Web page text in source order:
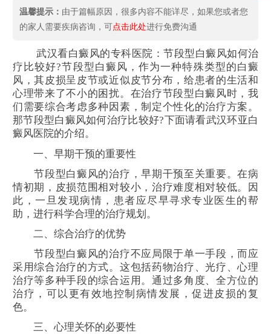
温馨提示： 由于篇幅原因，很多内容不能详尽，如果您或者您
的家人需要疾病咨询，可点击此处进行免费沟通
武汉看白癜风的专科医院：节段型白癜风如何治
疗比较好?节段型白癜风，作为一种特殊类型的白癜
风，其皮损呈皮节或近似皮节分布，给患者的生活和
心理带来了不小的困扰。在治疗节段型白癜风时，我
们需要综合考虑多种因素，制定个性化的治疗方案。
那节段型白癜风如何治疗比较好?下面请看武汉环亚白
癜风医院的介绍。
一、早期干预的重要性
节段型白癜风的治疗，早期干预至关重要。在病
情初期，皮损范围相对较小，治疗难度相对较低。因
此，一旦发现病情，患者应尽早寻求专业医生的帮
助，进行科学合理的治疗规划。
二、综合治疗的优势
节段型白癜风的治疗不应局限于单一手段，而应
采用综合治疗的方式。这包括药物治疗、光疗、心理
治疗等多种手段的综合运用。通过多角度、全方位的
治疗，可以更有效地控制病情发展，促进皮损的复
色。
三、心理关怀的必要性